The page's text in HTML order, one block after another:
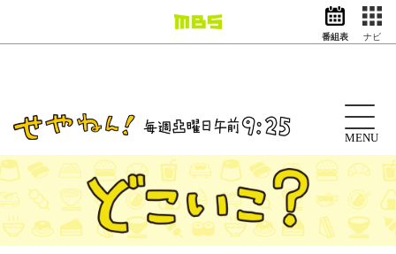
ドラマ
アニメ
動画イズム ニュース
天気・防災 イベント
番組表 ナビ
MENU